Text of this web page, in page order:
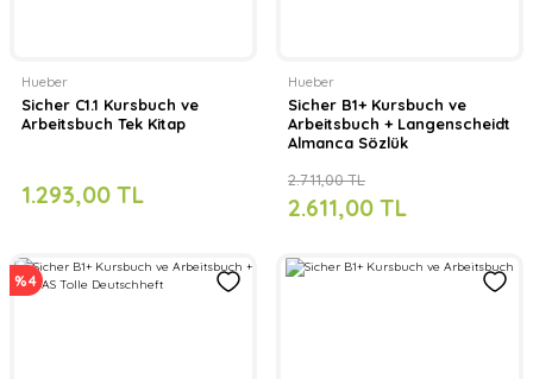
Hueber
Sicher C1.1 Kursbuch ve
Arbeitsbuch Tek Kitap
1.293,00 TL
Hueber
Sicher B1+ Kursbuch ve
Arbeitsbuch + Langenscheidt
Almanca Sözlük
2.611,00 TL
2.711,00 TL
%4